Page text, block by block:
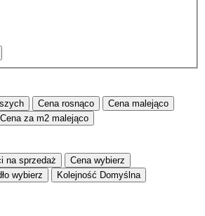
Cena rosnąco Cena malejąco
Cena za m2 malejąco
na sprzedaż Cena wybierz
wybierz Kolejność Domyślna